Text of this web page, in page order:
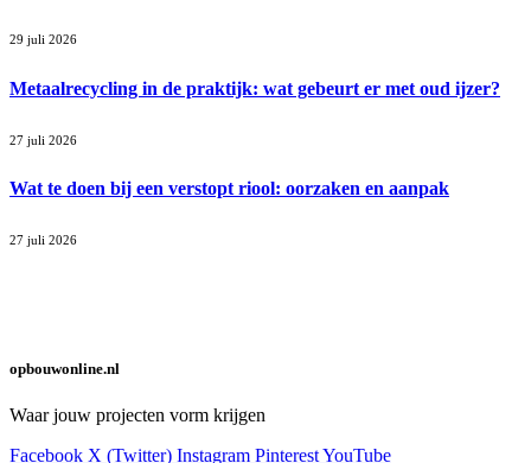
29 juli 2026
Metaalrecycling in de praktijk: wat gebeurt er met oud ijzer?
27 juli 2026
Wat te doen bij een verstopt riool: oorzaken en aanpak
27 juli 2026
opbouwonline.nl
Waar jouw projecten vorm krijgen
Facebook X (Twitter) Instagram PinterestYouTube